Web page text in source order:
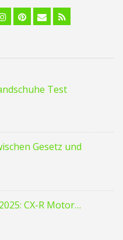
Instagram
PinterestEmailRSS
Test
Gesetz und
CX-R Motor…